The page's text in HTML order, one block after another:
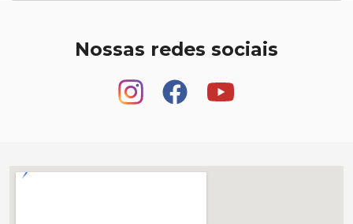
Nossas redes sociais